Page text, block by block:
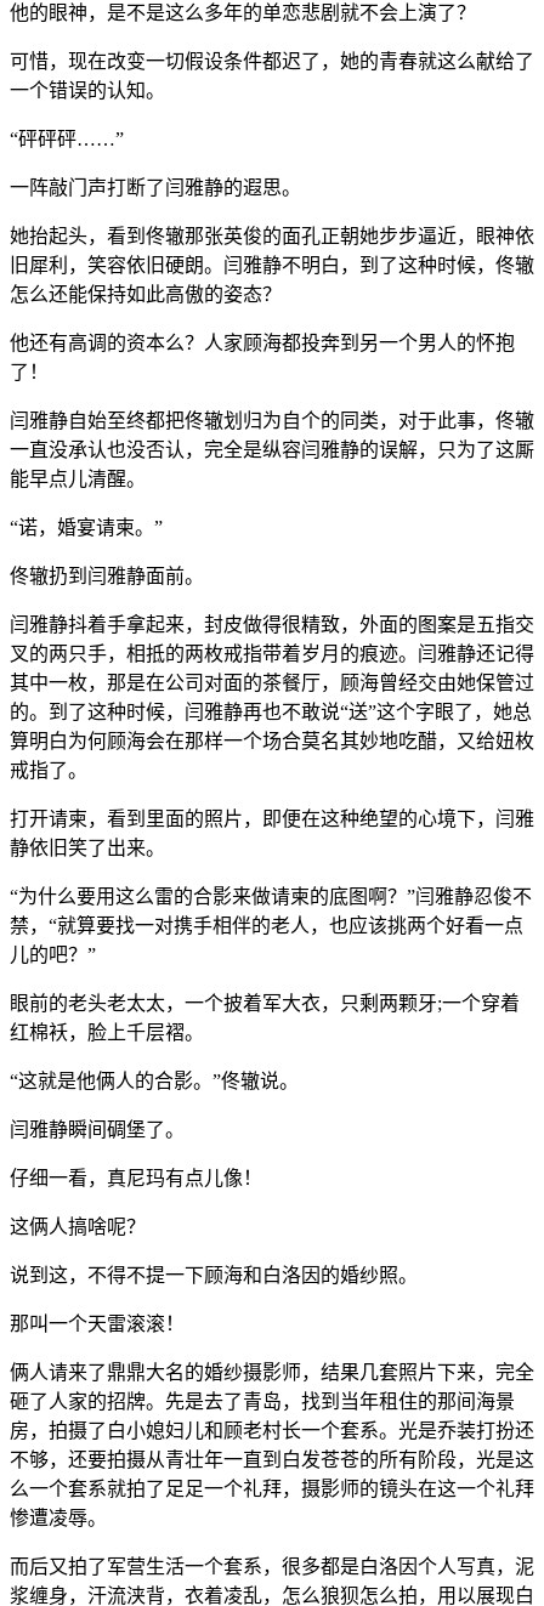
他的眼神，是不是这么多年的单恋悲剧就不会上演了？
可惜，现在改变一切假设条件都迟了，她的青春就这么献给了
一个错误的认知。
“砰砰砰……”
一阵敲门声打断了闫雅静的遐思。
她抬起头，看到佟辙那张英俊的面孔正朝她步步逼近，眼神依
旧犀利，笑容依旧硬朗。闫雅静不明白，到了这种时候，佟辙
怎么还能保持如此高傲的姿态？
他还有高调的资本么？人家顾海都投奔到另一个男人的怀抱
了！
闫雅静自始至终都把佟辙划归为自个的同类，对于此事，佟辙
一直没承认也没否认，完全是纵容闫雅静的误解，只为了这厮
能早点儿清醒。
“诺，婚宴请柬。”
佟辙扔到闫雅静面前。
闫雅静抖着手拿起来，封皮做得很精致，外面的图案是五指交
叉的两只手，相抵的两枚戒指带着岁月的痕迹。闫雅静还记得
其中一枚，那是在公司对面的茶餐厅，顾海曾经交由她保管过
的。到了这种时候，闫雅静再也不敢说“送”这个字眼了，她总
算明白为何顾海会在那样一个场合莫名其妙地吃醋，又给妞枚
戒指了。
打开请柬，看到里面的照片，即便在这种绝望的心境下，闫雅
静依旧笑了出来。
“为什么要用这么雷的合影来做请柬的底图啊？”闫雅静忍俊不
禁，“就算要找一对携手相伴的老人，也应该挑两个好看一点
儿的吧？”
眼前的老头老太太，一个披着军大衣，只剩两颗牙;一个穿着
红棉袄，脸上千层褶。
“这就是他俩人的合影。”佟辙说。
闫雅静瞬间碉堡了。
仔细一看，真尼玛有点儿像！
这俩人搞啥呢？
说到这，不得不提一下顾海和白洛因的婚纱照。
那叫一个天雷滚滚！
俩人请来了鼎鼎大名的婚纱摄影师，结果几套照片下来，完全
砸了人家的招牌。先是去了青岛，找到当年租住的那间海景
房，拍摄了白小媳妇儿和顾老村长一个套系。光是乔装打扮还
不够，还要拍摄从青壮年一直到白发苍苍的所有阶段，光是这
么一个套系就拍了足足一个礼拜，摄影师的镜头在这一个礼拜
惨遭凌辱。
而后又拍了军营生活一个套系，很多都是白洛因个人写真，泥
浆缠身，汗流浃背，衣着凌乱，怎么狼狈怎么拍，用以展现白